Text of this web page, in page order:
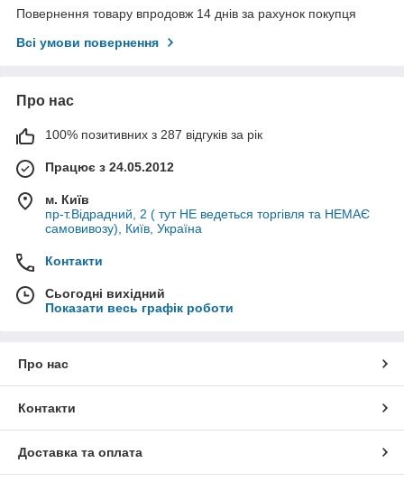
Повернення товару впродовж 14 днів за рахунок покупця
Всі умови повернення
Про нас
100% позитивних з 287 відгуків за рік
Працює з 24.05.2012
м. Київ
пр-т.Відрадний, 2 ( тут НЕ ведеться торгівля та НЕМАЄ
самовивозу), Київ, Україна
Контакти
Сьогодні вихідний
Показати весь графік роботи
Про нас
Контакти
Доставка та оплата